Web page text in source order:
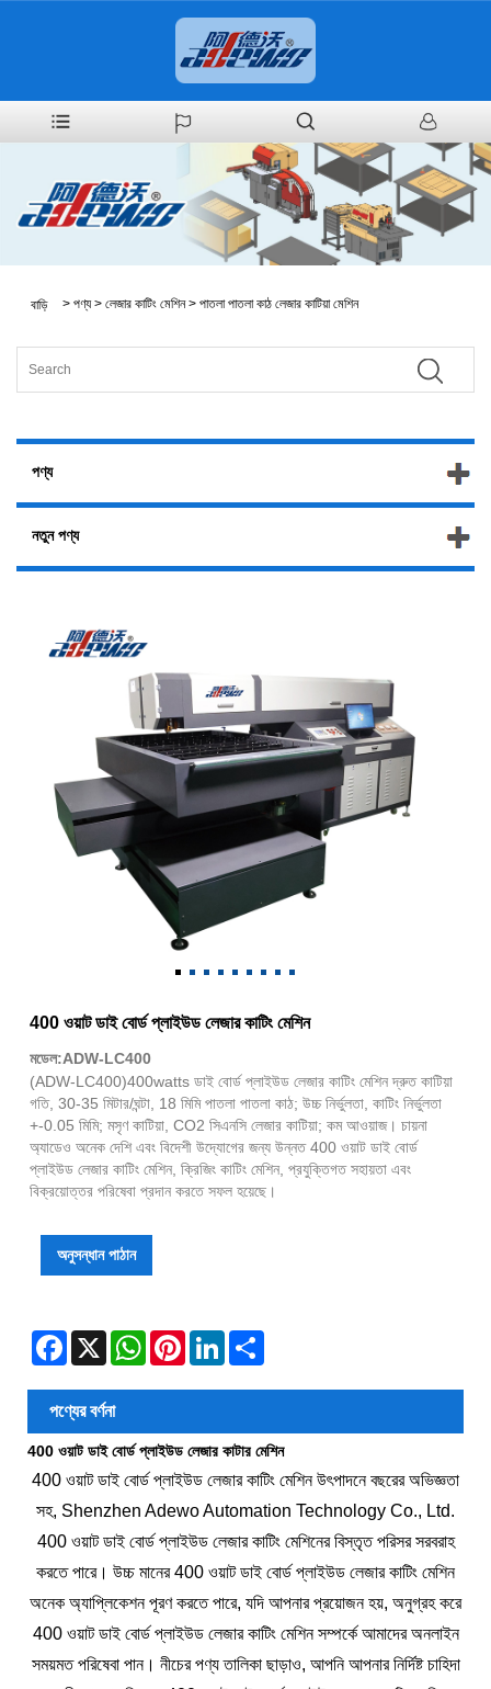
বাড়ি > পণ্য> লেজার কাটিং মেশিন> পাতলা পাতলা কাঠ লেজার কাটিয়া মেশিন
পণ্য
নতুন পণ্য
400 ওয়াট ডাই বোর্ড প্লাইউড লেজার কাটিং মেশিন
মডেল:ADW-LC400
(ADW-LC400)400watts ডাই বোর্ড প্লাইউড লেজার কাটিং মেশিন দ্রুত কাটিয়া
গতি, 30-35 মিটার/ঘন্টা, 18 মিমি পাতলা পাতলা কাঠ; উচ্চ নির্ভুলতা, কাটিং নির্ভুলতা
+-0.05 মিমি; মসৃণ কাটিয়া, CO2 সিএনসি লেজার কাটিয়া; কম আওয়াজ। চায়না
অ্যাডেও অনেক দেশি এবং বিদেশী উদ্যোগের জন্য উন্নত 400 ওয়াট ডাই বোর্ড
প্লাইউড লেজার কাটিং মেশিন, ক্রিজিং কাটিং মেশিন, প্রযুক্তিগত সহায়তা এবং
বিক্রয়োত্তর পরিষেবা প্রদান করতে সফল হয়েছে।
অনুসন্ধান পাঠান
Facebook
X WhatsAppPinterestLinkedIn
পণ্যের বর্ণনা
400 ওয়াট ডাই বোর্ড প্লাইউড লেজার কাটার মেশিন
400 ওয়াট ডাই বোর্ড প্লাইউড লেজার কাটিং মেশিন উৎপাদনে বছরের অভিজ্ঞতা
সহ, Shenzhen Adewo Automation Technology Co., Ltd.
400 ওয়াট ডাই বোর্ড প্লাইউড লেজার কাটিং মেশিনের বিস্তৃত পরিসর সরবরাহ
করতে পারে। উচ্চ মানের 400 ওয়াট ডাই বোর্ড প্লাইউড লেজার কাটিং মেশিন
অনেক অ্যাপ্লিকেশন পূরণ করতে পারে, যদি আপনার প্রয়োজন হয়, অনুগ্রহ করে
400 ওয়াট ডাই বোর্ড প্লাইউড লেজার কাটিং মেশিন সম্পর্কে আমাদের অনলাইন
সময়মত পরিষেবা পান। নীচের পণ্য তালিকা ছাড়াও, আপনি আপনার নির্দিষ্ট চাহিদা